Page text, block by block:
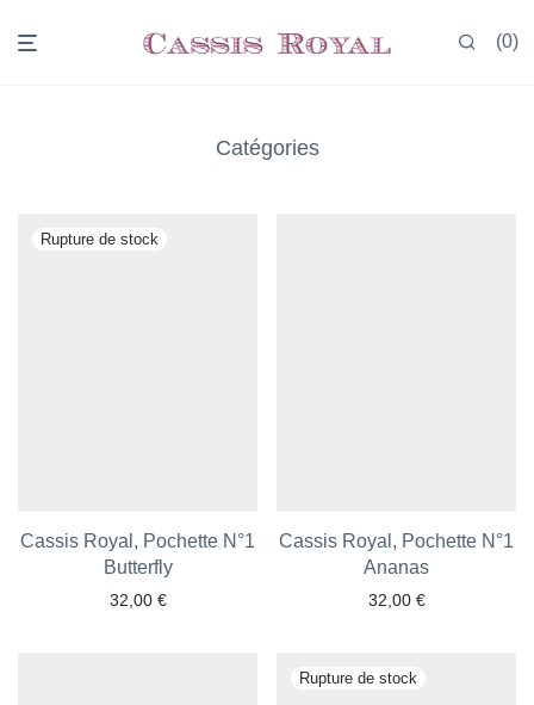
0
Catégories
Cassis Royal, Pochette N°1
Butterfly
32,00 €
Cassis Royal, Pochette N°1
Ananas
32,00 €